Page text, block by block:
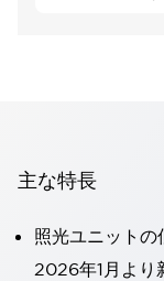
主な特長
照光ユニット
2026年1月より